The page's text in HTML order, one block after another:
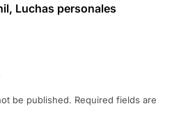
Luchas personales
be published. Required fields are